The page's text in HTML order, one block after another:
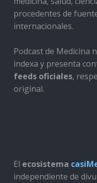
procedentes de
internacionales.
Podcast de Medicina
indexa y presenta
feeds oficiales,
original.
El ecosistema
independiente de